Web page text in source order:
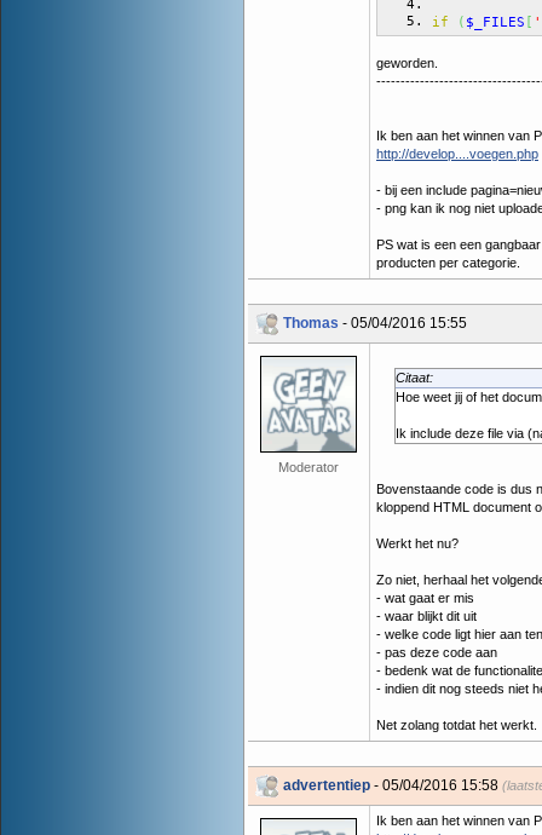
if ( $_FILES [
geworden.
Ik ben aan het winnen van
http://develop....voegen.php
- bij een include
- png kan ik nog niet
PS wat is een een
producten per categorie.
Thomas - 05/04/2016 15:55
Moderator
Citaat:
Hoe weet jij of het
Ik include deze file via
Bovenstaande code is dus
kloppend HTML document
Werkt het nu?
Zo niet, herhaal het
- wat gaat er mis
- waar blijkt dit uit
- welke code ligt hier aan
- pas deze code aan
- bedenk wat de
- indien dit nog steeds niet
Net zolang totdat het werkt.
advertentiep - 05/04/2016 15:58
Ik ben aan het winnen van